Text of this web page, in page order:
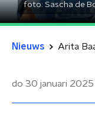
foto: Sascha de
Nieuws
do 30 januari 2025